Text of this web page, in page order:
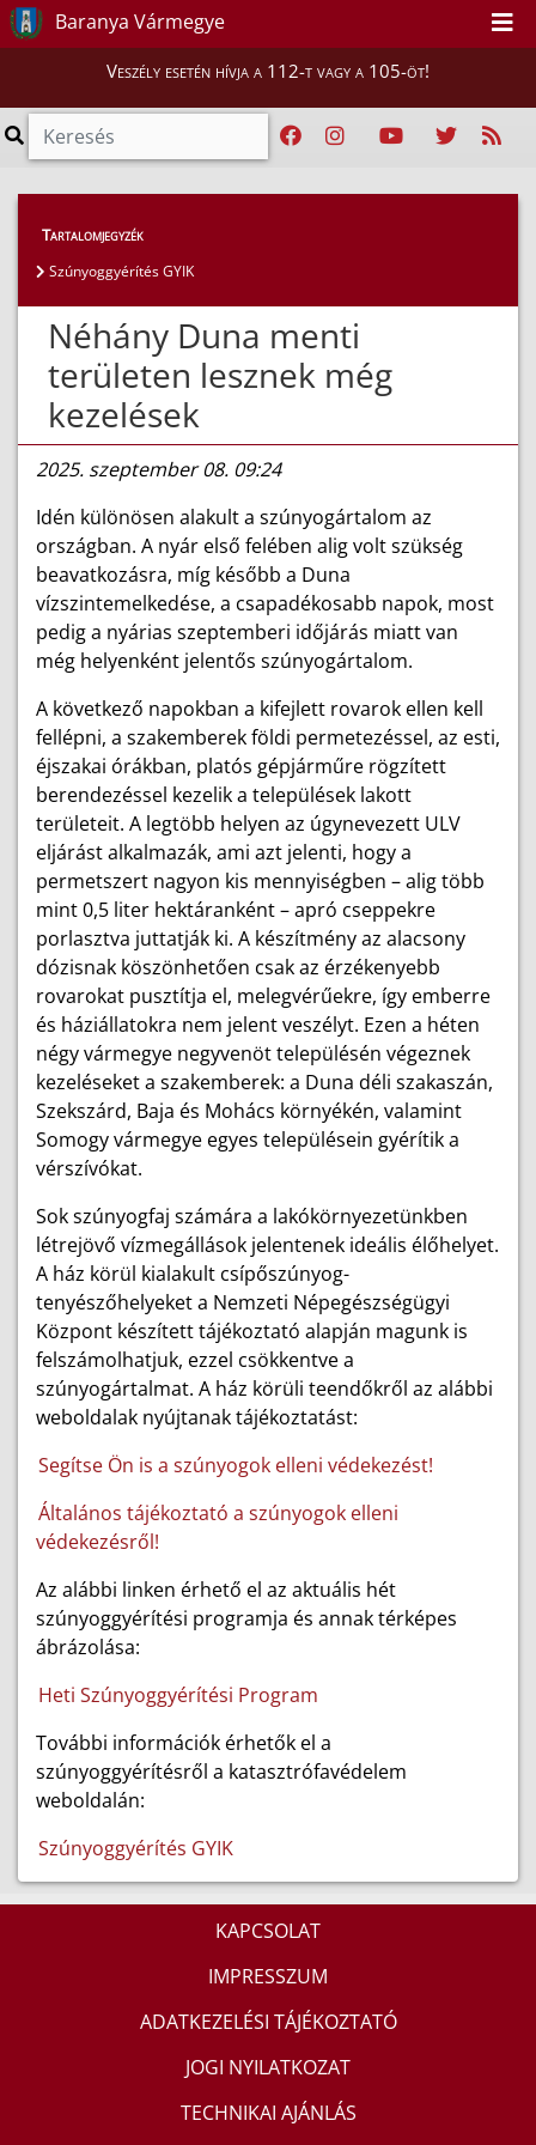
Baranya Vármegye
Veszély esetén hívja a 112-t vagy a 105-öt!
Híreink > Szúnyoggyérítés
Tartalomjegyzék
Szúnyoggyérítés GYIK
Néhány Duna menti
területen lesznek még
kezelések
2025. szeptember 08. 09:24
Idén különösen alakult a szúnyogártalom az
országban. A nyár első felében alig volt szükség
beavatkozásra, míg később a Duna
vízszintemelkedése, a csapadékosabb napok, most
pedig a nyárias szeptemberi időjárás miatt van
még helyenként jelentős szúnyogártalom.
A következő napokban a kifejlett rovarok ellen kell
fellépni, a szakemberek földi permetezéssel, az esti,
éjszakai órákban, platós gépjárműre rögzített
berendezéssel kezelik a települések lakott
területeit. A legtöbb helyen az úgynevezett ULV
eljárást alkalmazák, ami azt jelenti, hogy a
permetszert nagyon kis mennyiségben – alig több
mint 0,5 liter hektáranként – apró cseppekre
porlasztva juttatják ki. A készítmény az alacsony
dózisnak köszönhetően csak az érzékenyebb
rovarokat pusztítja el, melegvérűekre, így emberre
és háziállatokra nem jelent veszélyt. Ezen a héten
négy vármegye negyvenöt településén végeznek
kezeléseket a szakemberek: a Duna déli szakaszán,
Szekszárd, Baja és Mohács környékén, valamint
Somogy vármegye egyes településein gyérítik a
vérszívókat.
Sok szúnyogfaj számára a lakókörnyezetünkben
létrejövő vízmegállások jelentenek ideális élőhelyet.
A ház körül kialakult csípőszúnyog-
tenyészőhelyeket a Nemzeti Népegészségügyi
Központ készített tájékoztató alapján magunk is
felszámolhatjuk, ezzel csökkentve a
szúnyogártalmat. A ház körüli teendőkről az alábbi
weboldalak nyújtanak tájékoztatást:
Segítse Ön is a szúnyogok elleni védekezést!
Általános tájékoztató a szúnyogok elleni
védekezésről!
Az alábbi linken érhető el az aktuális hét
szúnyoggyérítési programja és annak térképes
ábrázolása:
Heti Szúnyoggyérítési Program
További információk érhetők el a
szúnyoggyérítésről a katasztrófavédelem
weboldalán:
Szúnyoggyérítés GYIK
KAPCSOLAT
IMPRESSZUM
ADATKEZELÉSI TÁJÉKOZTATÓ
JOGI NYILATKOZAT
TECHNIKAI AJÁNLÁS